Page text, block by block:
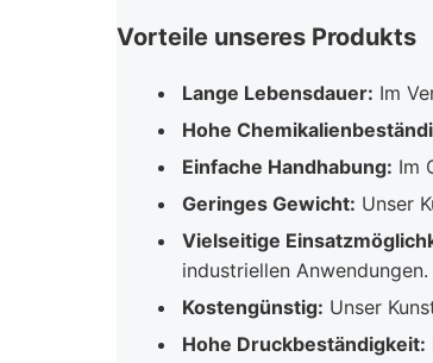
Vorteile unseres Produkts
Lange Lebensdauer: Im
Hohe
Einfache Handhabung: Im
Geringes Gewicht: Unser
Vielseitige
industriellen Anwendungen.
Kostengünstig: Unser
Hohe Druckbeständigkeit: